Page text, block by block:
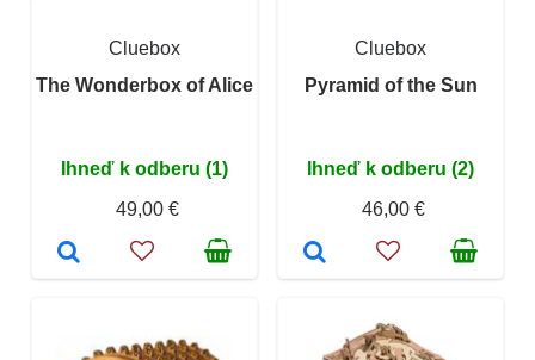
Cluebox
The Wonderbox of Alice
Ihneď k odberu (1)
49,00 €
Cluebox
Pyramid of the Sun
Ihneď k odberu (2)
46,00 €